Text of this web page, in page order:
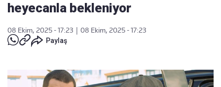
heyecanla bekleniyor
08 Ekim, 2025 - 17:23
08 Ekim, 2025 - 17:23
Paylaş